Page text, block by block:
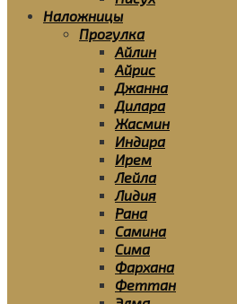
Наложницы
Прогулка
Айлин
Айрис
Джанна
Дилара
Жасмин
Индира
Ирем
Лейла
Лидия
Рана
Самина
Сима
Фархана
Феттан